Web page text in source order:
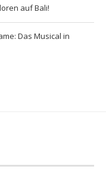
auf Bali!
Das Musical in